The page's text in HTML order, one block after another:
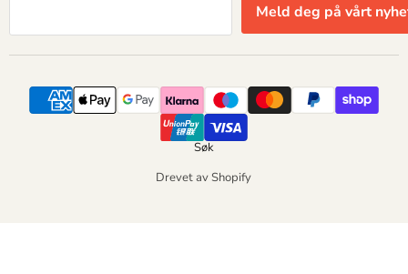
Meld deg på vårt
Søk
Drevet av Shopify